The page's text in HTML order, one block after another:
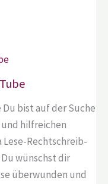
bist auf der Suche
hilfreichen
Lese-Rechtschreib-
wünschst dir
überwunden und